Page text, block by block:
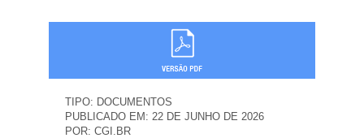
TIPO: DOCUMENTOS
PUBLICADO EM: 22 DE JUNHO DE 2026
POR: CGI.BR